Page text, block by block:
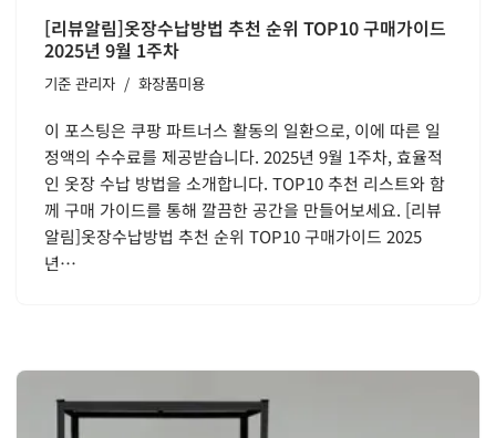
[리뷰알림]옷장수납방법 추천 순위 TOP10 구매가이드
2025년 9월 1주차
기준 관리자 화장품미용
이 포스팅은 쿠팡 파트너스 활동의 일환으로, 이에 따른 일
정액의 수수료를 제공받습니다. 2025년 9월 1주차, 효율적
인 옷장 수납 방법을 소개합니다. TOP10 추천 리스트와 함
께 구매 가이드를 통해 깔끔한 공간을 만들어보세요. [리뷰
알림]옷장수납방법 추천 순위 TOP10 구매가이드 2025
년…